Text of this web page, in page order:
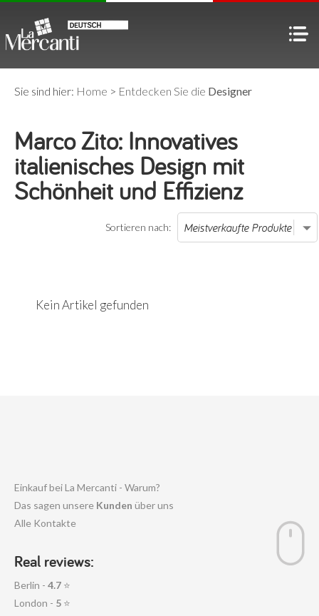
Sie sind hier: Home > Entdecken Sie die Designer
Marco Zito: Innovatives
italienisches Design mit
Schönheit und Effizienz
Sortieren nach:
Kein Artikel gefunden
Einkauf bei La Mercanti - Warum?
Das sagen unsere Kunden über uns
Alle Kontakte
Real reviews:
Berlin - 4.7 ⭐
London - 5 ⭐